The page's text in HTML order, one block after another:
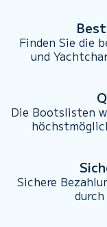
Finden Sie die
und
Die Bootslisten
Sichere